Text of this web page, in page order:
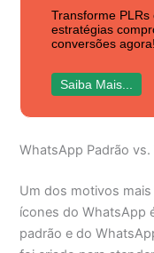
Transforme
estratégias
conversões agora!
Saiba Mais...
WhatsApp Padrão
Um dos motivos
ícones do WhatsApp
padrão e do